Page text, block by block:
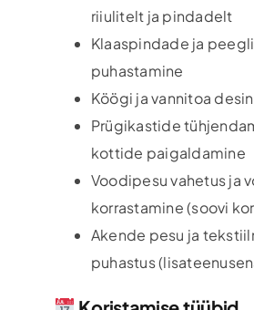
riiulitelt ja pindadelt
Klaaspindade ja
puhastamine
Köögi ja vannitoa
Prügikastide
kottide paigaldamine
Voodipesu vahetus ja
korrastamine (soovi
Akende pesu ja
puhastus